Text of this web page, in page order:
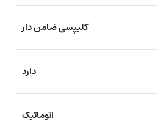
کلیپسی ضامن دار
دارد
اتوماتیک